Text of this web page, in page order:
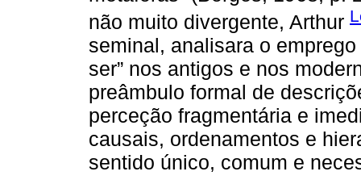
não muito divergente, Arthur
seminal, analisara o
ser” nos antigos e nos
preâmbulo formal de
perceção fragmentária e
causais, ordenamentos e
sentido único, comum e